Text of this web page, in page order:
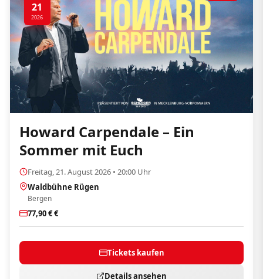
21
2026
Howard Carpendale – Ein
Sommer mit Euch
Freitag, 21. August 2026 • 20:00 Uhr
Waldbühne Rügen
Bergen
77,90 € €
Tickets kaufen
Details ansehen